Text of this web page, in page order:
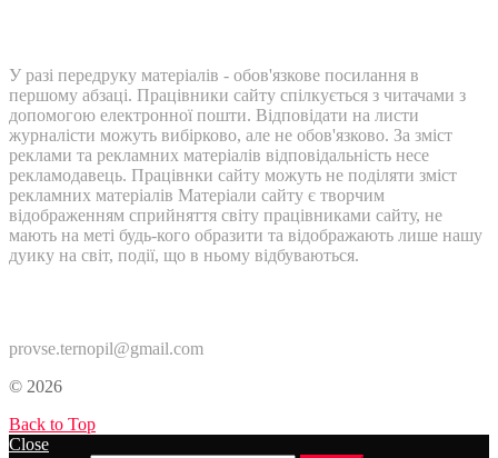
У разі передруку матеріалів - обов'язкове посилання в
першому абзаці. Працівники сайту спілкується з читачами з
допомогою електронної пошти. Відповідати на листи
журналісти можуть вибірково, але не обов'язково. За зміст
реклами та рекламних матеріалів відповідальність несе
рекламодавець. Працівнки сайту можуть не поділяти зміст
рекламних матеріалів Матеріали сайту є творчим
відображенням сприйняття світу працівниками сайту, не
мають на меті будь-кого образити та відображають лише нашу
дуику на світ, події, що в ньому відбуваються.
provse.ternopil@gmail.com
© 2026
Back to Top
Close